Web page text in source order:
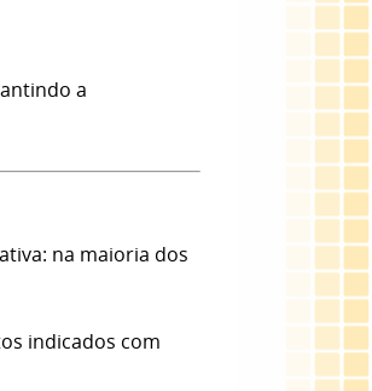
a
na maioria dos
indicados com